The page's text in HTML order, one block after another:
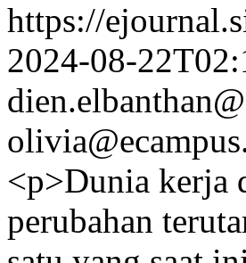
https://
2024-08-
<p>Dunia kerja
perubahan